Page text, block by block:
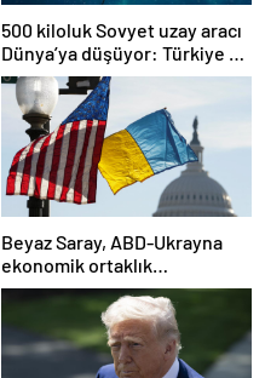
500 kiloluk Sovyet uzay aracı
Dünya’ya düşüyor: Türkiye de
risk altında
Beyaz Saray, ABD-Ukrayna
ekonomik ortaklık
anlaşmasının detaylarını